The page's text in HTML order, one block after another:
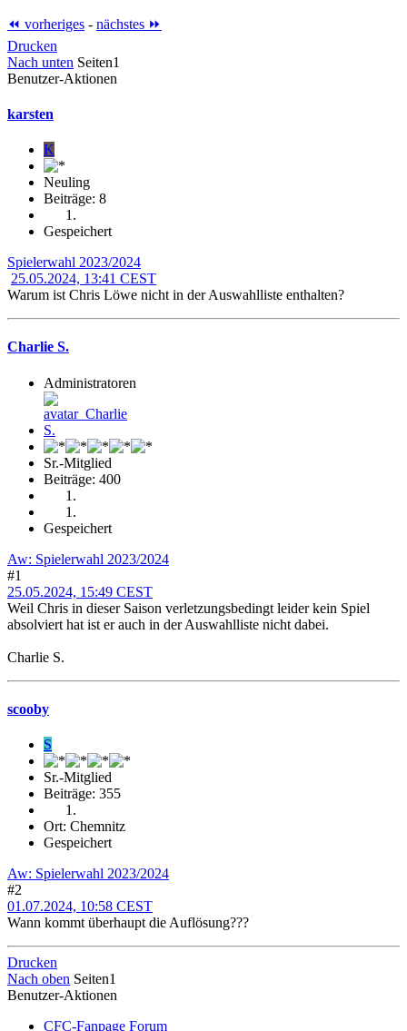
⏪ vorheriges - nächstes ⏩
Drucken
Nach unten Seiten1
Benutzer-Aktionen
karsten
K
Neuling
Beiträge: 8
Gespeichert
Spielerwahl 2023/2024
25.05.2024, 13:41 CEST
Warum ist Chris Löwe nicht in der Auswahlliste enthalten?
Charlie S.
Administratoren
Sr.-Mitglied
Beiträge: 400
Gespeichert
Aw: Spielerwahl 2023/2024
#1
25.05.2024, 15:49 CEST
Weil Chris in dieser Saison verletzungsbedingt leider kein Spiel
absolviert hat ist er auch in der Auswahlliste nicht dabei.
Charlie S.
scooby
S
Sr.-Mitglied
Beiträge: 355
Ort: Chemnitz
Gespeichert
Aw: Spielerwahl 2023/2024
#2
01.07.2024, 10:58 CEST
Wann kommt überhaupt die Auflösung???
Drucken
Nach oben Seiten1
Benutzer-Aktionen
CFC-Fanpage Forum